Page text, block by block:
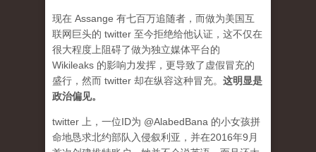
现在 Assange 有七百万追随者，而做为美国互
联网巨头的 twitter 至今拒绝给他认证，这不仅在
很大程度上阻碍了做为独立媒体平台的
Wikileaks 的影响力发挥，更导致了虚假冒充的
盛行，然而 twitter 却在纵容这种冒充。 这明显是
政治偏见。
twitter 上，一位ID为 @AlabedBana 的小女孩拼
命地恳求北约部队入侵叙利亚，并在2016年9月